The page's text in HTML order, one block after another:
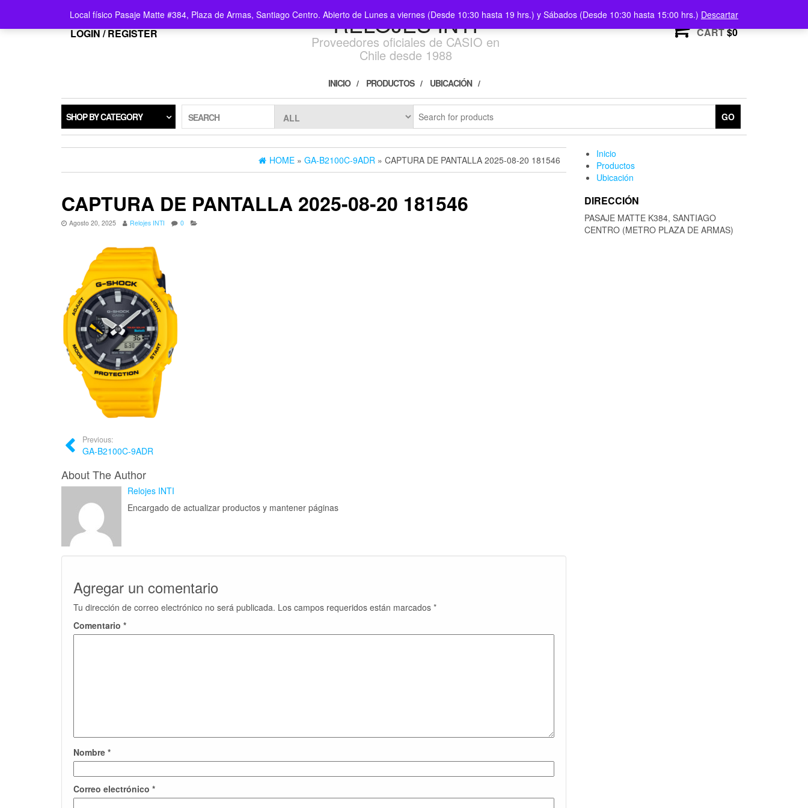
Local físico Pasaje Matte #384, Plaza de Armas, Santiago Centro. Abierto de Lunes a viernes (Desde 10:30 hasta 19 hrs.) y Sábados (Desde 10:30 hasta 15:00 hrs.) Descartar
RELOJES INTI
Proveedores oficiales de CASIO en
Chile desde 1988
LOGIN / REGISTER CART$0
INICIO PRODUCTOS UBICACIÓN
SHOP BY CATEGORY SEARCH GO
HOME » GA-B2100C-9ADR » CAPTURA DE PANTALLA 2025-08-20 181546
CAPTURA DE PANTALLA 2025-08-20 181546
Agosto 20, 2025 Relojes INTI 0
Previous:
GA-B2100C-9ADR
About The Author
Relojes INTI
Encargado de actualizar productos y mantener páginas
Agregar un comentario
Tu dirección de correo electrónico no será publicada. Los campos requeridos están marcados *
Comentario *
Nombre *
Correo electrónico *
Inicio
Productos
Ubicación
DIRECCIÓN
PASAJE MATTE K384, SANTIAGO
CENTRO (METRO PLAZA DE ARMAS)